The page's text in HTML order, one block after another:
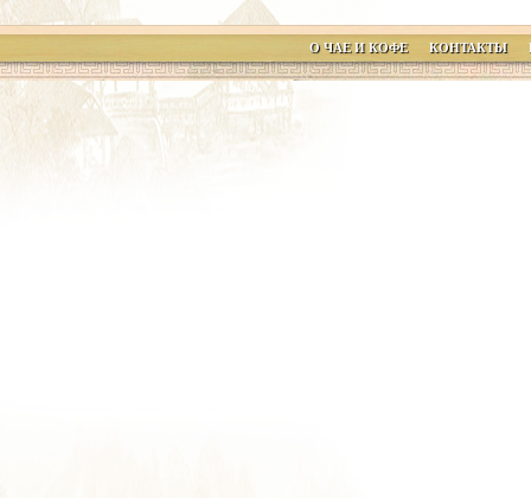
О ЧАЕ И КОФЕ КОНТАКТЫ